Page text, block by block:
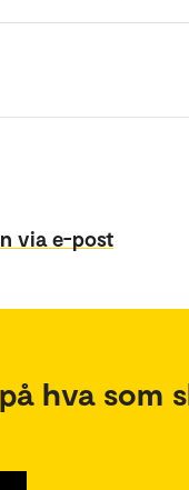
via e-post
hva som